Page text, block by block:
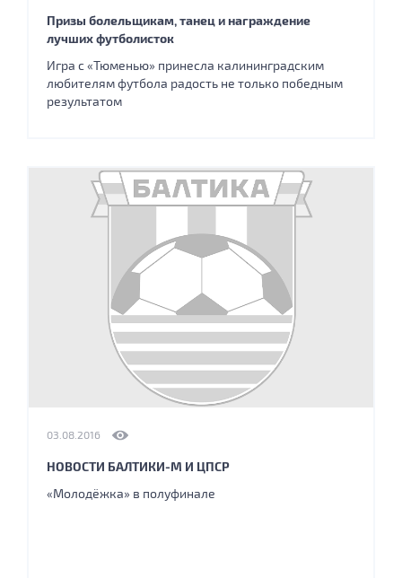
Призы болельщикам, танец и награждение
лучших футболисток
Игра с «Тюменью» принесла калининградским
любителям футбола радость не только победным
результатом
03.08.2016
НОВОСТИ БАЛТИКИ-М И ЦПСР
«Молодёжка» в полуфинале